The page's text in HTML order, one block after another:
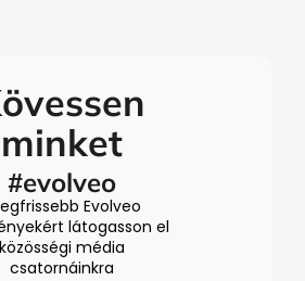
minket
#evolveo
Evolveo
látogasson el
közösségi média
csatornáinkra